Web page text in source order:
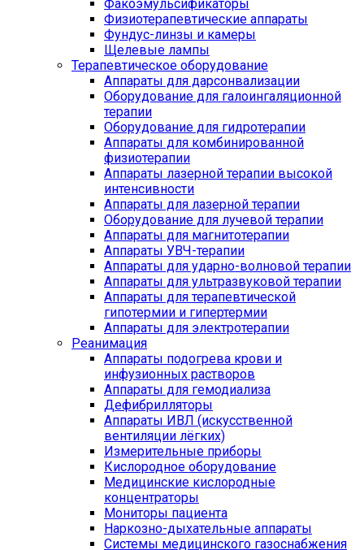
Факоэмульсификаторы
Физиотерапевтические аппараты
Фундус-линзы и камеры
Щелевые лампы
Терапевтическое оборудование
Аппараты для дарсонвализации
Оборудование для галоингаляционной
терапии
Оборудование для гидротерапии
Аппараты для комбинированной
физиотерапии
Аппараты лазерной терапии высокой
интенсивности
Аппараты для лазерной терапии
Оборудование для лучевой терапии
Аппараты для магнитотерапии
Аппараты УВЧ-терапии
Аппараты для ударно-волновой терапии
Аппараты для ультразвуковой терапии
Аппараты для терапевтической
гипотермии и гипертермии
Аппараты для электротерапии
Реанимация
Аппараты подогрева крови и
инфузионных растворов
Аппараты для гемодиализа
Дефибрилляторы
Аппараты ИВЛ (искусственной
вентиляции лёгких)
Измерительные приборы
Кислородное оборудование
Медицинские кислородные
концентраторы
Мониторы пациента
Наркозно-дыхательные аппараты
Системы медицинского газоснабжения